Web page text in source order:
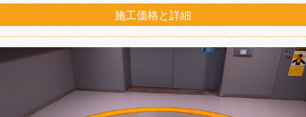
施工価格と詳細